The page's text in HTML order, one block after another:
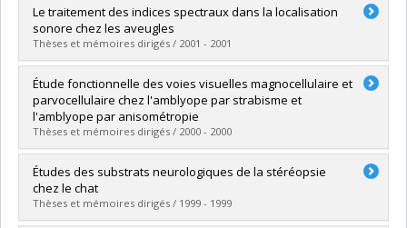
Graduate :Conne, Antoine
Cycle :Master's
Grade :M. Sc.
Lien vers le document dans Papyrus
Le traitement des indices spectraux dans la localisation
sonore chez les aveugles
Thèses et mémoires dirigés / 2001 - 2001
Graduate :Doucet, Marie-Ève
Cycle :Master's
Grade :M. Sc.
Lien vers le document dans Papyrus
Étude fonctionnelle des voies visuelles magnocellulaire et
parvocellulaire chez l'amblyope par strabisme et
l'amblyope par anisométropie
Thèses et mémoires dirigés / 2000 - 2000
Graduate : Tremblay, Valérie
Cycle :Master's
Grade :M. Sc.
Lien vers le document dans Papyrus
Études des substrats neurologiques de la stéréopsie
chez le chat
Thèses et mémoires dirigés / 1999 - 1999